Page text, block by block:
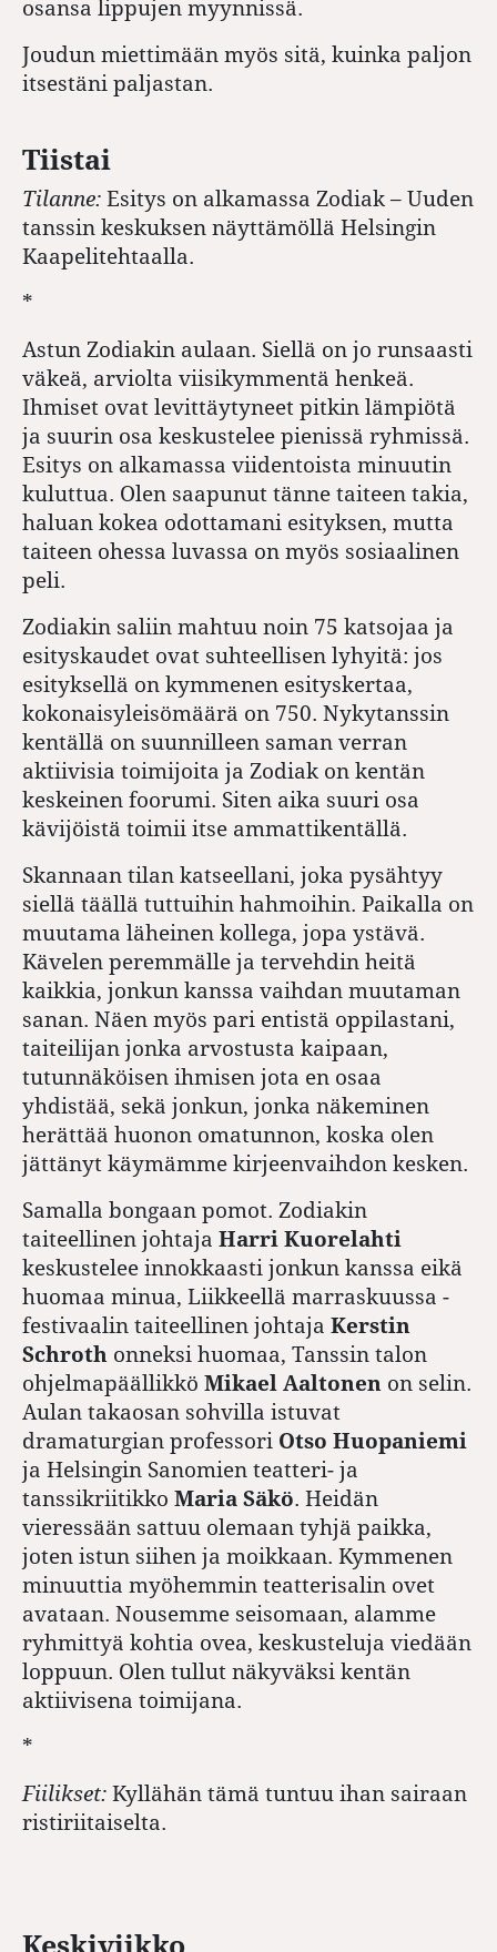
osansa lippujen myynnissä.
Joudun miettimään myös sitä, kuinka paljon
itsestäni paljastan.
Tiistai
Tilanne: Esitys on alkamassa Zodiak – Uuden
tanssin keskuksen näyttämöllä Helsingin
Kaapelitehtaalla.
*
Astun Zodiakin aulaan. Siellä on jo runsaasti
väkeä, arviolta viisikymmentä henkeä.
Ihmiset ovat levittäytyneet pitkin lämpiötä
ja suurin osa keskustelee pienissä ryhmissä.
Esitys on alkamassa viidentoista minuutin
kuluttua. Olen saapunut tänne taiteen takia,
haluan kokea odottamani esityksen, mutta
taiteen ohessa luvassa on myös sosiaalinen
peli.
Zodiakin saliin mahtuu noin 75 katsojaa ja
esityskaudet ovat suhteellisen lyhyitä: jos
esityksellä on kymmenen esityskertaa,
kokonaisyleisömäärä on 750. Nykytanssin
kentällä on suunnilleen saman verran
aktiivisia toimijoita ja Zodiak on kentän
keskeinen foorumi. Siten aika suuri osa
kävijöistä toimii itse ammattikentällä.
Skannaan tilan katseellani, joka pysähtyy
siellä täällä tuttuihin hahmoihin. Paikalla on
muutama läheinen kollega, jopa ystävä.
Kävelen peremmälle ja tervehdin heitä
kaikkia, jonkun kanssa vaihdan muutaman
sanan. Näen myös pari entistä oppilastani,
taiteilijan jonka arvostusta kaipaan,
tutunnäköisen ihmisen jota en osaa
yhdistää, sekä jonkun, jonka näkeminen
herättää huonon omatunnon, koska olen
jättänyt käymämme kirjeenvaihdon kesken.
Samalla bongaan pomot. Zodiakin
taiteellinen johtaja Harri Kuorelahti
keskustelee innokkaasti jonkun kanssa eikä
huomaa minua, Liikkeellä marraskuussa -
festivaalin taiteellinen johtaja Kerstin
Schroth onneksi huomaa, Tanssin talon
ohjelmapäällikkö Mikael Aaltonen on selin.
Aulan takaosan sohvilla istuvat
dramaturgian professori Otso Huopaniemi
ja Helsingin Sanomien teatteri- ja
tanssikriitikko Maria Säkö. Heidän
vieressään sattuu olemaan tyhjä paikka,
joten istun siihen ja moikkaan. Kymmenen
minuuttia myöhemmin teatterisalin ovet
avataan. Nousemme seisomaan, alamme
ryhmittyä kohtia ovea, keskusteluja viedään
loppuun. Olen tullut näkyväksi kentän
aktiivisena toimijana.
*
Fiilikset: Kyllähän tämä tuntuu ihan sairaan
ristiriitaiselta.
Keskiviikko